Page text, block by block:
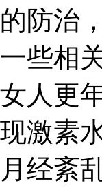
的防治
一些相
女人更
现激素
月经紊